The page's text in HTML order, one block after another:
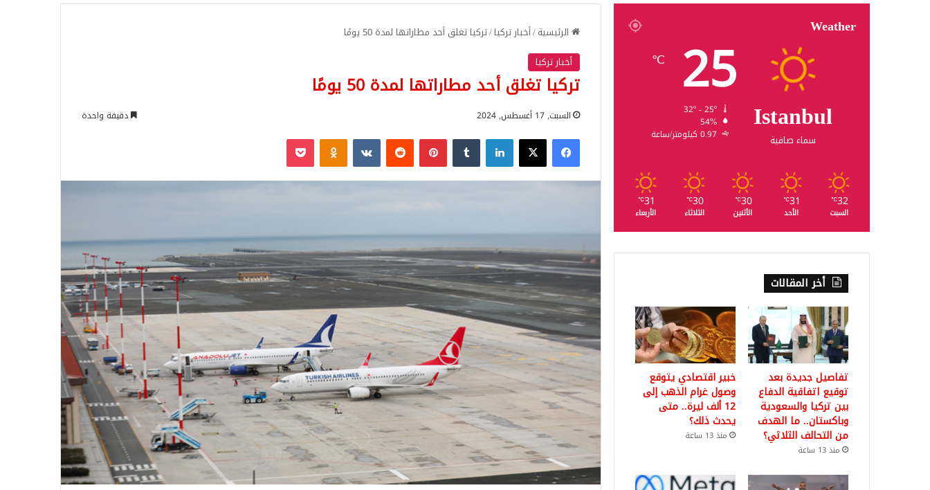
الرئيسية/أخبار تركيا/تركيا تغلق أحد مطاراتها لمدة 50 يومًا
أخبار تركيا
تركيا تغلق أحد مطاراتها لمدة 50 يومًا
السبت, 17 أغسطس, 2024 دقيقة واحدة
فيسبوك‫X لينكدإن بينتيريست Odnoklassniki
‫Pocket
Weather
Istanbul
سماء صافية
25
℃
54%
0.97 كيلومتر/ساعة
32
℃
السبت
31
℃
الأحد
30
℃
الأثنين
30
℃
الثلاثاء
31
℃
الأربعاء
أخر المقالات
تفاصيل جديدة بعد
توقيع اتفاقية الدفاع
بين تركيا والسعودية
وباكستان.. ما الهدف
من التحالف الثلاثي؟
منذ 13 ساعة
خبير اقتصادي يتوقع
وصول غرام الذهب إلى
12 ألف ليرة.. متى
يحدث ذلك؟
منذ 13 ساعة